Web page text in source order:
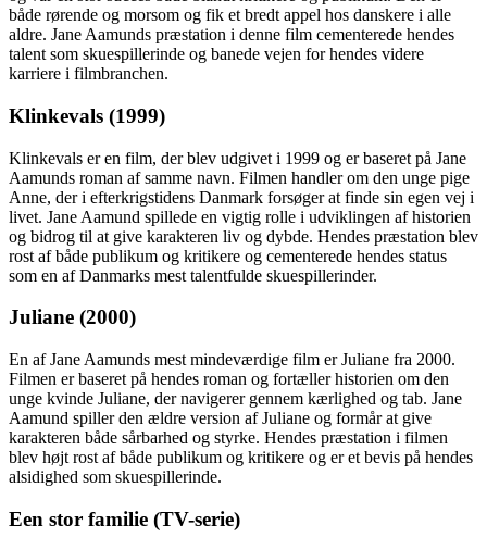
både rørende og morsom og fik et bredt appel hos danskere i alle
aldre. Jane Aamunds præstation i denne film cementerede hendes
talent som skuespillerinde og banede vejen for hendes videre
karriere i filmbranchen.
Klinkevals (1999)
Klinkevals er en film, der blev udgivet i 1999 og er baseret på Jane
Aamunds roman af samme navn. Filmen handler om den unge pige
Anne, der i efterkrigstidens Danmark forsøger at finde sin egen vej i
livet. Jane Aamund spillede en vigtig rolle i udviklingen af historien
og bidrog til at give karakteren liv og dybde. Hendes præstation blev
rost af både publikum og kritikere og cementerede hendes status
som en af Danmarks mest talentfulde skuespillerinder.
Juliane (2000)
En af Jane Aamunds mest mindeværdige film er Juliane fra 2000.
Filmen er baseret på hendes roman og fortæller historien om den
unge kvinde Juliane, der navigerer gennem kærlighed og tab. Jane
Aamund spiller den ældre version af Juliane og formår at give
karakteren både sårbarhed og styrke. Hendes præstation i filmen
blev højt rost af både publikum og kritikere og er et bevis på hendes
alsidighed som skuespillerinde.
Een stor familie (TV-serie)